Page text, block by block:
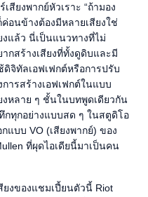
เสียงพากย์หัวเราะ “ถ้ามอง
อนข้างต้องมีหลายเสียงใช่
แล้ว นี่เป็นแนวทางที่ไม่
ากสร้างเสียงที่ทั้งดูดิบและมี
จิทัลเอฟเฟกต์หรือการปรับ
ารสร้างเอฟเฟกต์ในแบบ
งหลาย ๆ ชั้นในบทพูดเดียวกัน
กทุกอย่างแบบสด ๆ ในสตูดิโอ
แบบ VO (เสียงพากย์) ของ
ที่ผุดไอเดียนี้มาเป็นคน
ยงของแชมเปี้ยนตัวนี้ Riot